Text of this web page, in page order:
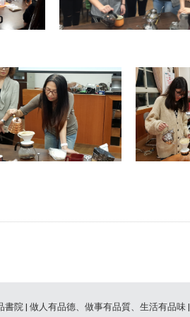
院 | 做人有品德、做事有品質、生活有品味 |